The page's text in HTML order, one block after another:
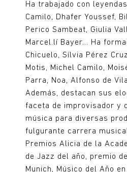
Ha trabajado con
Camilo, Dhafer Youssef,
Perico Sambeat, Giulia
Marcel.lí Bayer… Ha
Chicuelo, Sílvia Pérez
Motis, Michel Camilo,
Parra, Noa, Alfonso de
Además, destacan sus
faceta de improvisador y
música para diversas
fulgurante carrera
Premios Alicia de la
de Jazz del año, premio
Munich, Músico del Año